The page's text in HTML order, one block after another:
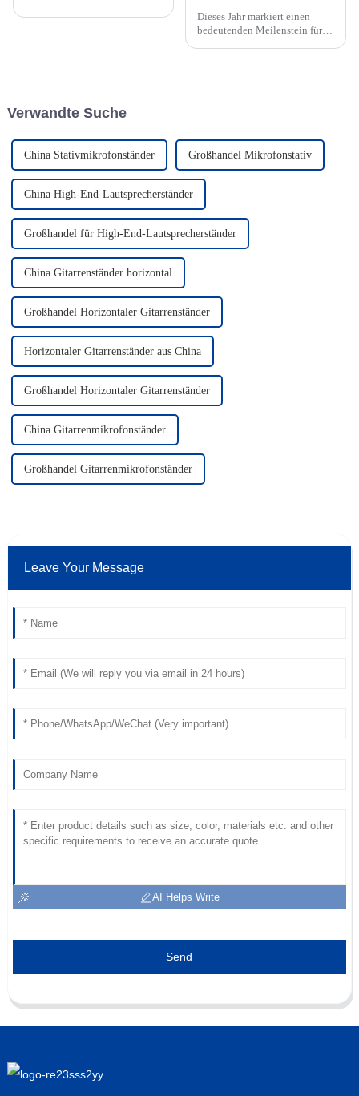
Dieses Jahr markiert einen
bedeutenden Meilenstein für
Verwandte Suche
China Stativmikrofonständer Großhandel Mikrofonstativ
China High-End-Lautsprecherständer
Großhandel für High-End-Lautsprecherständer
China Gitarrenständer horizontal
Großhandel Horizontaler Gitarrenständer
Horizontaler Gitarrenständer aus China
Großhandel Horizontaler Gitarrenständer
China Gitarrenmikrofonständer
Großhandel Gitarrenmikrofonständer
Leave Your Message
AI Helps Write
Send